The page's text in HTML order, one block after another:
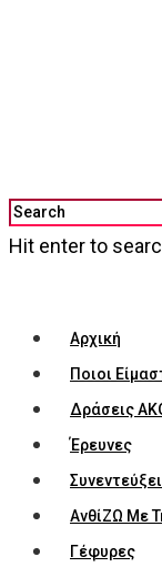
Hit enter to
Αρχική
Ποιοι
Δράσεις
Έρευνες
ΑνθίΖΩ Με
Γέφυρες